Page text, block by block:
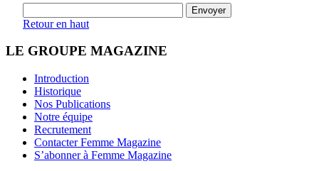
Retour en haut
LE GROUPE MAGAZINE
Introduction
Historique
Nos Publications
Notre équipe
Recrutement
Contacter Femme Magazine
S’abonner à Femme Magazine